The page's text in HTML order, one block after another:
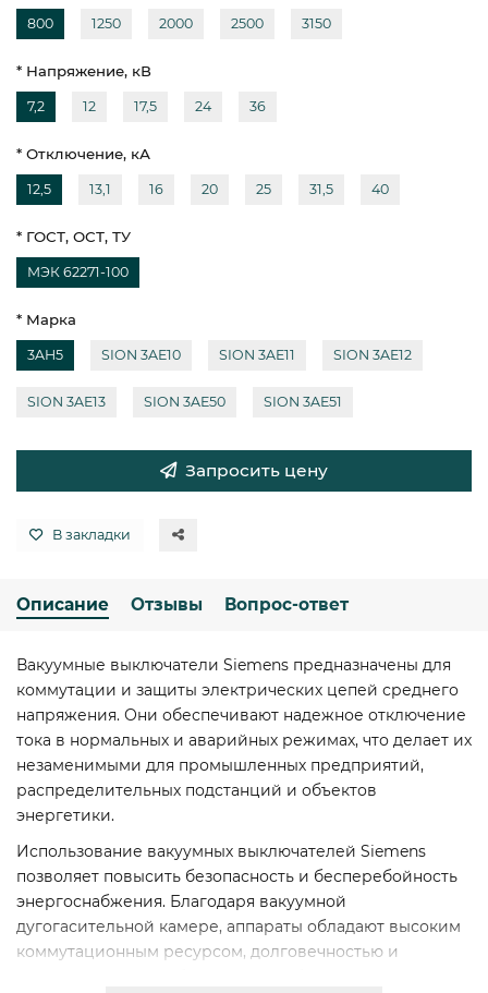
800 1250 2000 2500 3150
* Напряжение, кВ
7,2 12 17,5 24 36
* Отключение, кА
12,5 13,1 16 20 25 31,5 40
* ГОСТ, ОСТ, ТУ
МЭК 62271-100
* Марка
3AH5 SION 3AE10 SION 3AE11 SION 3AE12
SION 3AE13 SION 3AE50 SION 3AE51
Запросить цену
В закладки
Описание Отзывы Вопрос-ответ
Вакуумные выключатели Siemens предназначены для
коммутации и защиты электрических цепей среднего
напряжения. Они обеспечивают надежное отключение
тока в нормальных и аварийных режимах, что делает их
незаменимыми для промышленных предприятий,
распределительных подстанций и объектов
энергетики.
Использование вакуумных выключателей Siemens
позволяет повысить безопасность и бесперебойность
энергоснабжения. Благодаря вакуумной
дугогасительной камере, аппараты обладают высоким
коммутационным ресурсом, долговечностью и